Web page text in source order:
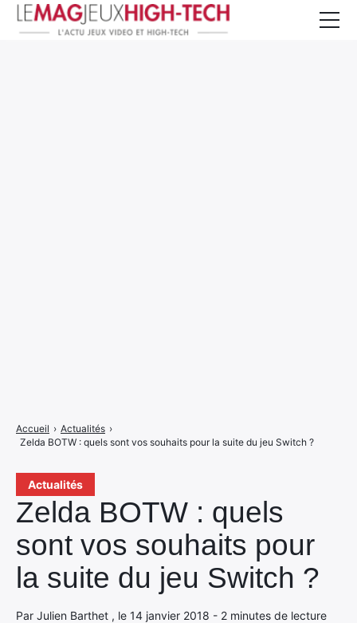
Actualités
Zelda BOTW : quels
sont vos souhaits pour
la suite du jeu Switch ?
Par Julien Barthet , le 14 janvier 2018 - 2 minutes de lecture
Accueil › Actualités ›
Zelda BOTW : quels sont vos souhaits pour la suite du jeu Switch ?